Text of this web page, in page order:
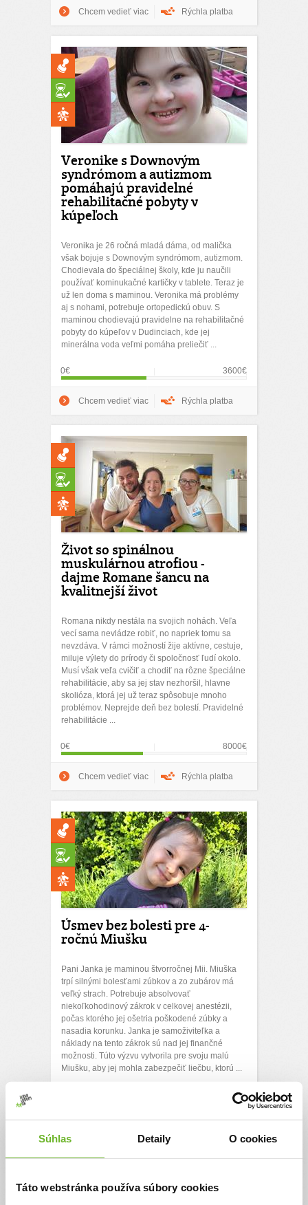
Súhlas Detaily O cookies
Táto webstránka používa súbory cookies
Chcem vedieť viac Rýchla platba
Veronike s Downovým
syndrómom a autizmom
pomáhajú pravidelné
rehabilitačné pobyty v
kúpeľoch
Veronika je 26 ročná mladá dáma, od malička
však bojuje s Downovým syndrómom, autizmom.
Chodievala do špeciálnej školy, kde ju naučili
používať kominukačné kartičky v tablete. Teraz je
už len doma s maminou. Veronika má problémy
aj s nohami, potrebuje ortopedickú obuv. S
maminou chodievajú pravidelne na rehabilitačné
pobyty do kúpeľov v Dudinciach, kde jej
minerálna voda veľmi pomáha preliečiť ...
0€ 3600€
Chcem vedieť viac Rýchla platba
Život so spinálnou
muskulárnou atrofiou -
dajme Romane šancu na
kvalitnejší život
Romana nikdy nestála na svojich nohách. Veľa
vecí sama nevládze robiť, no napriek tomu sa
nevzdáva. V rámci možností žije aktívne, cestuje,
miluje výlety do prírody či spoločnosť ľudí okolo.
Musí však veľa cvičiť a chodiť na rôzne špeciálne
rehabilitácie, aby sa jej stav nezhoršil, hlavne
skolióza, ktorá jej už teraz spôsobuje mnoho
problémov. Neprejde deň bez bolestí. Pravidelné
rehabilitácie ...
0€ 8000€
Chcem vedieť viac Rýchla platba
Úsmev bez bolesti pre 4-
ročnú Miušku
Pani Janka je maminou štvorročnej Mii. Miuška
trpí silnými bolesťami zúbkov a zo zubárov má
veľký strach. Potrebuje absolvovať
niekoľkohodinový zákrok v celkovej anestézii,
počas ktorého jej ošetria poškodené zúbky a
nasadia korunku. Janka je samoživiteľka a
náklady na tento zákrok sú nad jej finančné
možnosti. Túto výzvu vytvorila pre svoju malú
Miušku, aby jej mohla zabezpečiť liečbu, ktorú ...
5270€